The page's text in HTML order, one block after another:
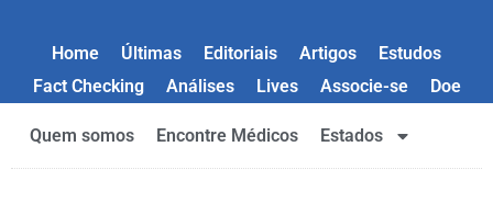
Home Últimas Editoriais Artigos
Estudos
Fact Checking
Análises Lives Associe-se Doe
Quem somos Encontre Médicos Estados